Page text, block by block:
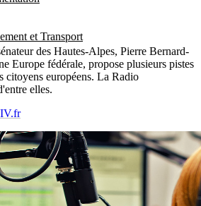
et Transport
des Hautes-Alpes, Pierre Bernard-
Europe fédérale, propose plusieurs pistes
citoyens européens. La Radio
elles.